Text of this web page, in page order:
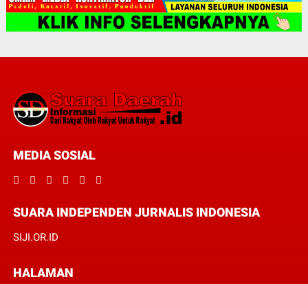
MEDIA SOSIAL
SUARA INDEPENDEN JURNALIS INDONESIA
SIJI.OR.ID
HALAMAN